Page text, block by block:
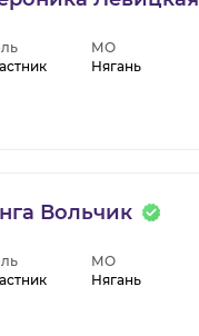
МО
Нягань
Вольчик
МО
Нягань